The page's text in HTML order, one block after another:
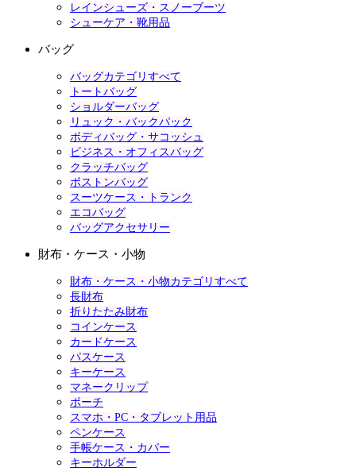
レインシューズ・スノーブーツ
シューケア・靴用品
バッグ
バッグカテゴリすべて
トートバッグ
ショルダーバッグ
リュック・バックパック
ボディバッグ・サコッシュ
ビジネス・オフィスバッグ
クラッチバッグ
ボストンバッグ
スーツケース・トランク
エコバッグ
バッグアクセサリー
財布・ケース・小物
財布・ケース・小物カテゴリすべて
長財布
折りたたみ財布
コインケース
カードケース
パスケース
キーケース
マネークリップ
ポーチ
スマホ・PC・タブレット用品
ペンケース
手帳ケース・カバー
キーホルダー